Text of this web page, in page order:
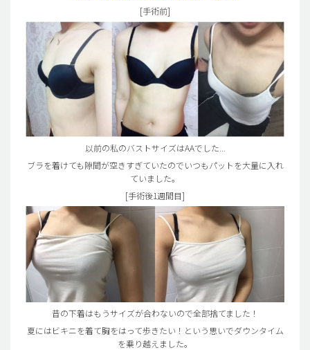
[手術前]
以前の私のバストサイズはAAでした...
ブラを着けても隙間が空きすぎていたのでいつもパットを大量に入れ
ていました。
[手術後1週間目]
昔の下着はもうサイズが合わないので全部捨てました！
夏にはビキニを着て胸をはって歩きたい！という思いでダウンタイム
を乗り越えました。